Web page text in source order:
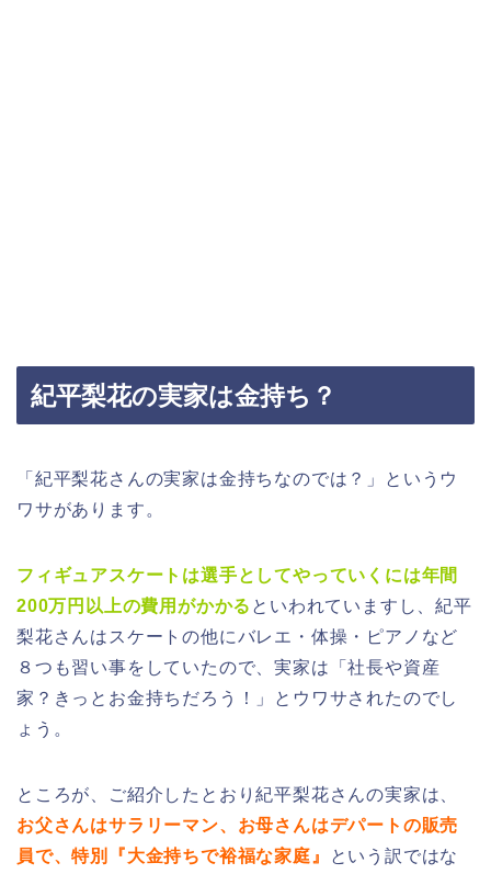
紀平梨花の実家は金持ち？
「紀平梨花さんの実家は金持ちなのでは？」
というウ
ワサがあります。
フィギュアスケートは選手としてやっていくには年間
200万円以上の費用がかかる といわれていますし、紀平
梨花さんはスケートの他にバレエ・体操・ピアノなど
８つも習い事をしていたので、実家は「社長や資産
家？きっとお金持ちだろう！」とウワサされたのでし
ょう。
ところが、ご紹介したとおり紀平梨花さんの実家は、
お父さんはサラリーマン、お母さんはデパートの販売
員で、特別『大金持ちで裕福な家庭』
という訳ではな